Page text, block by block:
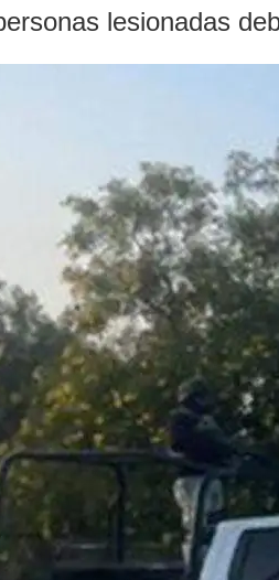
lesionadas